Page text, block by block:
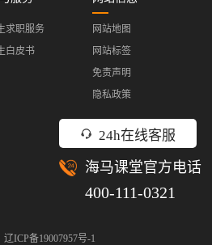
24h在线客服
海马课堂官方电话
400-111-0321
求职服务
白皮书
网站地图
网站标签
免责声明
隐私政策
辽ICP备19007957号-1